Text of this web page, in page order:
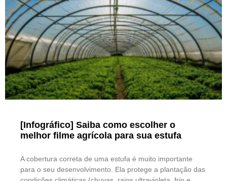
[Infográfico] Saiba como escolher o
melhor filme agrícola para sua estufa
A cobertura correta de uma estufa é muito importante
para o seu desenvolvimento. Ela protege a plantação das